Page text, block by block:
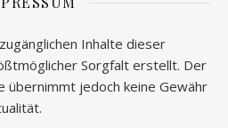
Inhalte dieser
Sorgfalt erstellt. Der
jedoch keine Gewähr